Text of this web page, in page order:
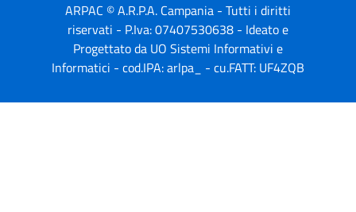
ARPAC © A.R.P.A. Campania - Tutti i diritti
riservati - P.Iva: 07407530638 - Ideato e
Progettato da UO Sistemi Informativi e
Informatici - cod.IPA: arlpa_ - cu.FATT: UF4ZQB